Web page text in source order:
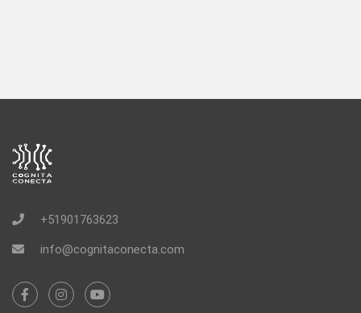
+51901763623
info@cognitaconecta.com